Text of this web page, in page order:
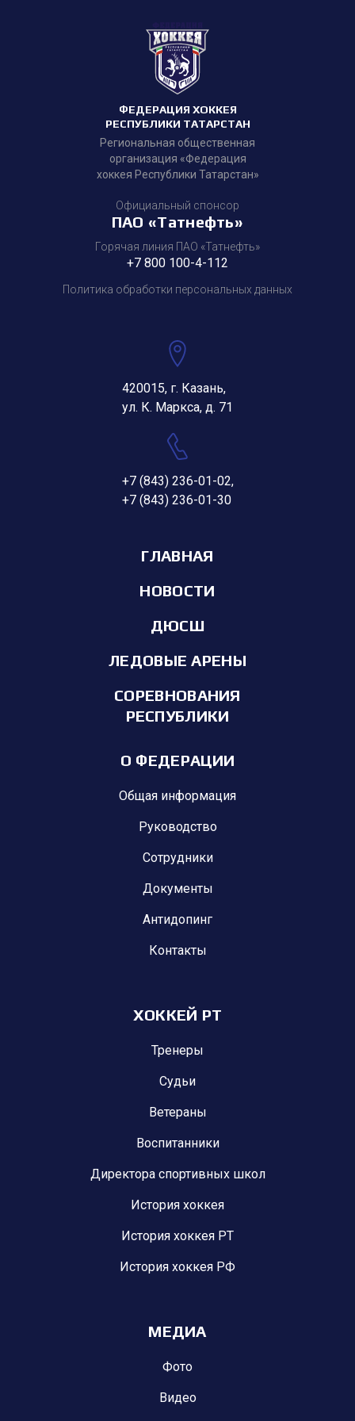
ФЕДЕРАЦИЯ ХОККЕЯ
РЕСПУБЛИКИ ТАТАРСТАН
Региональная общественная
организация «Федерация
хоккея Республики Татарстан»
Официальный спонсор
ПАО «Татнефть»
Горячая линия ПАО «Татнефть»
+7 800 100-4-112
Политика обработки персональных данных
420015, г. Казань,
ул. К. Маркса, д. 71
+7 (843) 236-01-02,
+7 (843) 236-01-30
ГЛАВНАЯ
НОВОСТИ
ДЮСШ
ЛЕДОВЫЕ АРЕНЫ
СОРЕВНОВАНИЯ
РЕСПУБЛИКИ
О ФЕДЕРАЦИИ
Общая информация
Руководство
Сотрудники
Документы
Антидопинг
Контакты
ХОККЕЙ РТ
Тренеры
Судьи
Ветераны
Воспитанники
Директора спортивных школ
История хоккея
История хоккея РТ
История хоккея РФ
МЕДИА
Фото
Видео